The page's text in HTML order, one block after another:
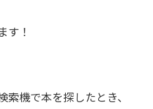
す！
機で本を探したとき、